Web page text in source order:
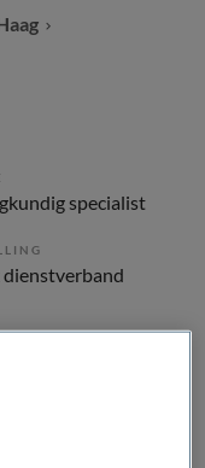
specialist